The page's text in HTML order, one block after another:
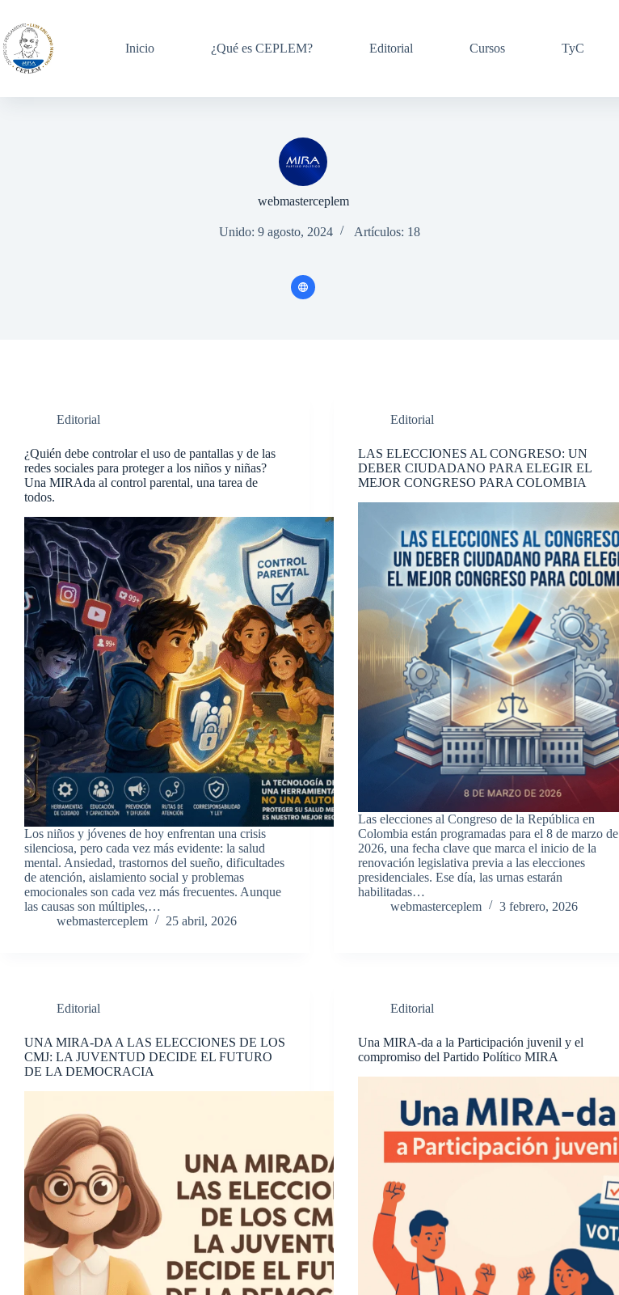
Inicio ¿Qué es CEPLEM? Editorial Cursos TyC
webmasterceplem
Unido: 9 agosto, 2024 Artículos: 18
Editorial
¿Quién debe controlar el uso de pantallas y de las
redes sociales para proteger a los niños y niñas?
Una MIRAda al control parental, una tarea de
todos.
Los niños y jóvenes de hoy enfrentan una crisis
silenciosa, pero cada vez más evidente: la salud
mental. Ansiedad, trastornos del sueño, dificultades
de atención, aislamiento social y problemas
emocionales son cada vez más frecuentes. Aunque
las causas son múltiples,…
webmasterceplem
25 abril, 2026
Editorial
LAS ELECCIONES AL CONGRESO: UN
DEBER CIUDADANO PARA ELEGIR EL
MEJOR CONGRESO PARA COLOMBIA
Las elecciones al Congreso de la República en
Colombia están programadas para el 8 de marzo de
2026, una fecha clave que marca el inicio de la
renovación legislativa previa a las elecciones
presidenciales. Ese día, las urnas estarán
habilitadas…
webmasterceplem
3 febrero, 2026
Editorial
UNA MIRA-DA A LAS ELECCIONES DE LOS
CMJ: LA JUVENTUD DECIDE EL FUTURO
DE LA DEMOCRACIA
Editorial
Una MIRA-da a la Participación juvenil y el
compromiso del Partido Político MIRA